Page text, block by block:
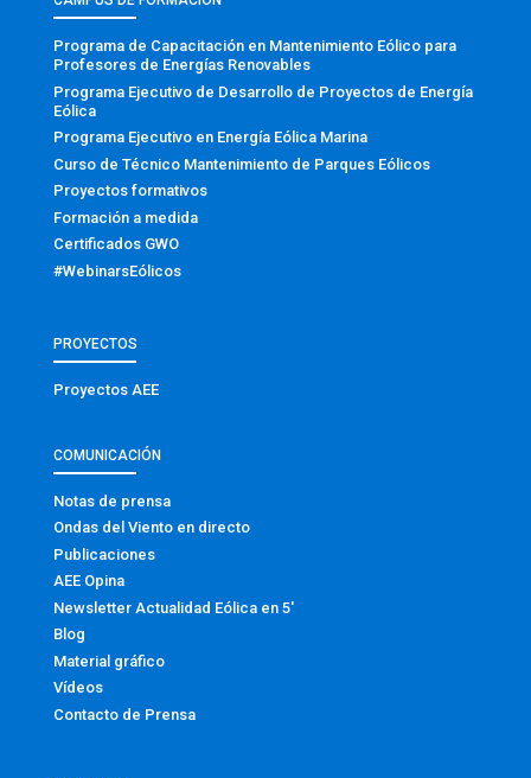
Programa de Capacitación en Mantenimiento Eólico para
Profesores de Energías Renovables
Programa Ejecutivo de Desarrollo de Proyectos de Energía
Eólica
Programa Ejecutivo en Energía Eólica Marina
Curso de Técnico Mantenimiento de Parques Eólicos
Proyectos formativos
Formación a medida
Certificados GWO
#WebinarsEólicos
PROYECTOS
Proyectos AEE
COMUNICACIÓN
Notas de prensa
Ondas del Viento en directo
Publicaciones
AEE Opina
Newsletter Actualidad Eólica en 5′
Blog
Material gráfico
Vídeos
Contacto de Prensa